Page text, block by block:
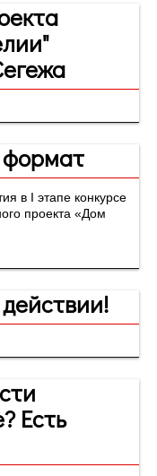
в I этапе конкурсе
проекта «Дом
Есть